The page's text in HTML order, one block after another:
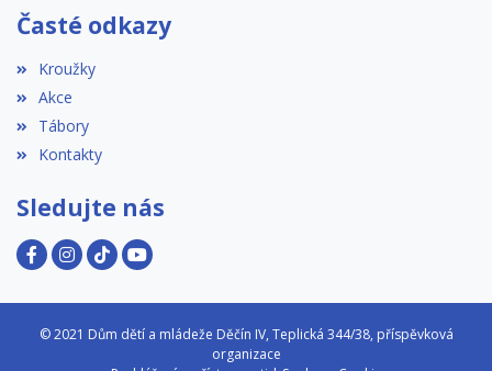
Časté odkazy
Kroužky
Akce
Tábory
Kontakty
Sledujte nás
© 2021 Dům dětí a mládeže Děčín IV, Teplická 344/38, příspěvková
organizace